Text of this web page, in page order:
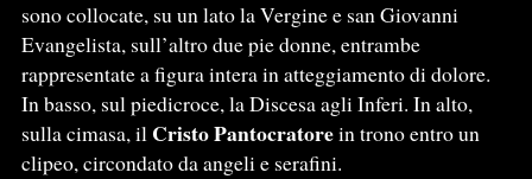
sono collocate, su un lato la Vergine e san Giovanni
Evangelista, sull’altro due pie donne, entrambe
rappresentate a figura intera in atteggiamento di dolore.
In basso, sul piedicroce, la Discesa agli Inferi. In alto,
sulla cimasa, il Cristo Pantocratorein trono entro un
clipeo, circondato da angeli e serafini.